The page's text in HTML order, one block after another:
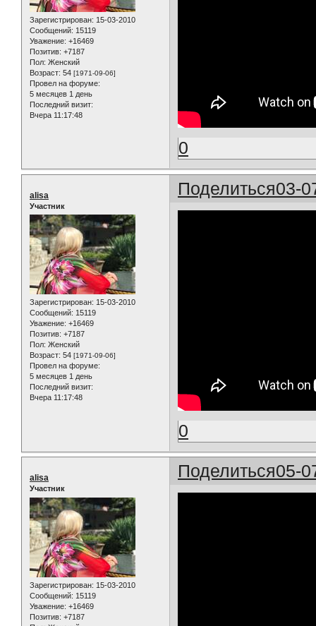
Зарегистрирован: 15-03-2010
Сообщений: 15119
Уважение: +16469
Позитив: +7187
Пол: Женский
Возраст: 54 [1971-09-06]
Провел на форуме:
5 месяцев 1 день
Последний визит:
Вчера 11:17:48
0
Поделиться03-
alisa
Участник
Зарегистрирован: 15-03-2010
Сообщений: 15119
Уважение: +16469
Позитив: +7187
Пол: Женский
Возраст: 54 [1971-09-06]
Провел на форуме:
5 месяцев 1 день
Последний визит:
Вчера 11:17:48
0
Поделиться05-
alisa
Участник
Зарегистрирован: 15-03-2010
Сообщений: 15119
Уважение: +16469
Позитив: +7187